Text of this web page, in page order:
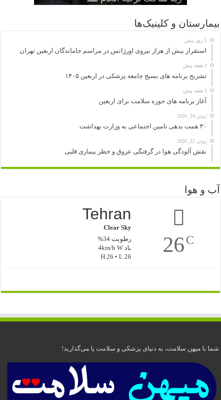
بیمارستان و کلینیک‌ها
5 روز پیش
استقرار بیش از هزار نیروی اورژانس در مراسم جاماندگان اربعین تهران
2 هفته پیش
تشریح برنامه های بسیج جامعه پزشکی در اربعین ۱۴۰۵
3 هفته پیش
آغاز برنامه های حوزه سلامت برای اربعین
ژوئن 24, 2026
۳۰ همت بدهی تامین اجتماعی به وزارت بهداشت
ژوئن 22, 2026
نقش آلودگی هوا در گرفتگی عروق و خطر بیماری قلبی
آب و هوا
26C
Tehran
Clear Sky
رطوبت 34%
باد 4km/h W
H 26 • L 26
شما با میهن سلامت، به دنیای پزشکی و سلامت پا می‌گذارید!